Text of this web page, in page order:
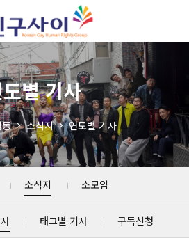
별 기사
소식지 연도별 기사
소식지 소모임
태그별 기사 구독신청